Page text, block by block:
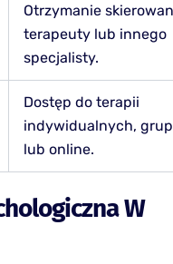
Otrzymanie
terapeuty lub innego
specjalisty.
Dostęp do terapii
indywidualnych,
lub online.
W